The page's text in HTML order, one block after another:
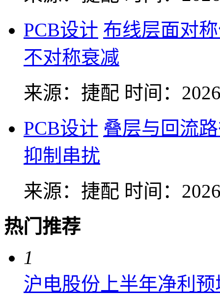
PCB设计 布线层面对
不对称衰减
来源：捷配 时间：
PCB设计 叠层与回流
抑制串扰
来源：捷配 时间：
热门推荐
1
沪电股份上半年净利